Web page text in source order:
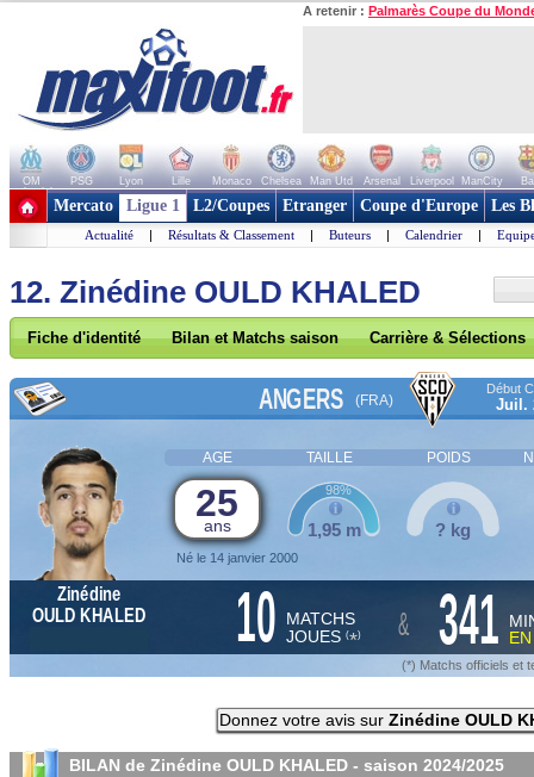
A retenir : Palmarès Coupe du
OM PSG Lyon Lille Monaco Chelsea Man Utd Arsenal Liverpool ManCity
+ de clubs
Mercato Ligue 1 L2/Coupes Etranger Coupe d'Europe Les
Actualité | Résultats & Classement | Buteurs | Calendrier |
12. Zinédine OULD KHALED
Fiche d'identité Bilan et Matchs saison Carrière & Sélections
ANGERS (FRA)
Début
Juil.
AGE TAILLE POIDS
25
ans
Né le 14 janvier 2000
1,95 m
98%
? kg
Zinédine
OULD KHALED
10 MATCHS
JOUES (*) & 341
(*) Matchs officiels et
Donnez votre avis sur Zinédine OULD
BILAN de Zinédine OULD KHALED - saison 2024/2025